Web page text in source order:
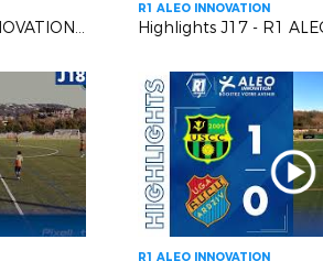
Highlights J16 - R1 ALEO INNOVATION | L' AS CAGNES-LE-CROS VS L'US CARQUEIRANNE CRAU
R1 ALEO INNOVATION
R1 ALEO INNOVATION